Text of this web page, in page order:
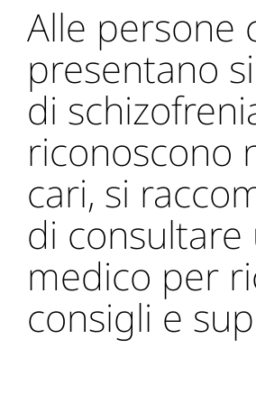
Alle persone
presentano
di
riconoscono
cari, si
di consultare
medico per
consigli e